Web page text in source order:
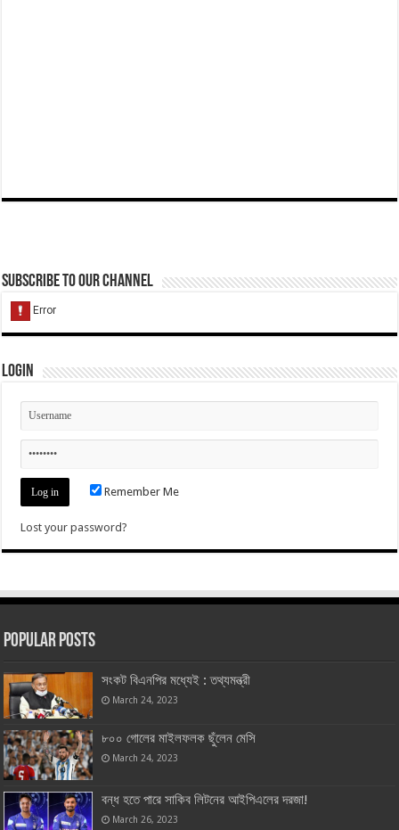
Subscribe to our Channel
Login
Remember Me
Lost your password?
Popular Posts
সংকট বিএনপির মধ্যেই : তথ্যমন্ত্রী
March 24, 2023
৮০০ গোলের মাইলফলক ছুঁলেন মেসি
March 24, 2023
বন্ধ হতে পারে সাকিব লিটনের আইপিএলের দরজা!
March 26, 2023